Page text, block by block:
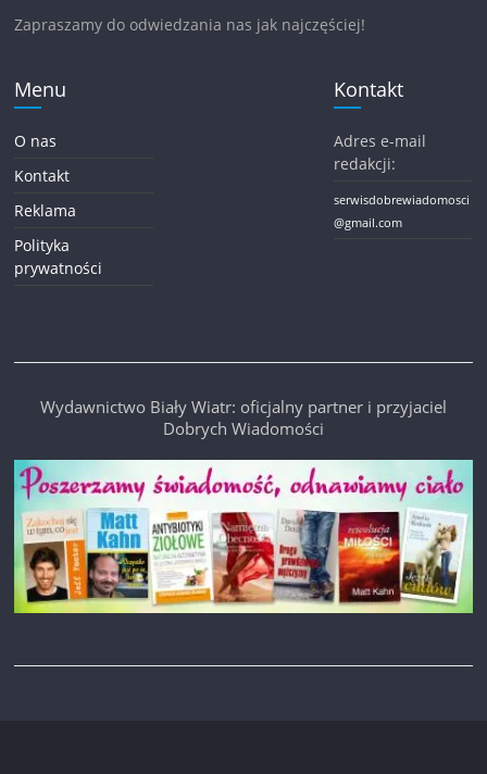
Zapraszamy do odwiedzania nas jak najczęściej!
Menu
O nas
Kontakt
Reklama
Polityka
prywatności
Kontakt
Adres e-mail
redakcji:
serwisdobrewiadomosci
@gmail.com
Wydawnictwo Biały Wiatr: oficjalny partner i przyjaciel
Dobrych Wiadomości